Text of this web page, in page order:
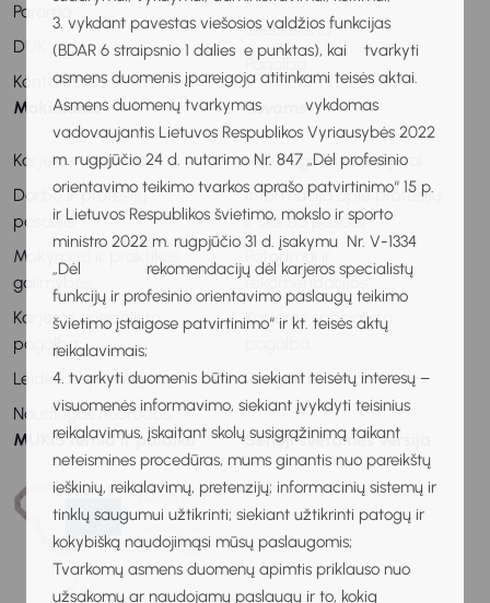
3. vykdant pavestas viešosios valdžios funkcijas
(BDAR 6 straipsnio 1 dalies e punktas), kai tvarkyti
asmens duomenis įpareigoja atitinkami teisės aktai.
Asmens duomenų tvarkymas vykdomas
vadovaujantis Lietuvos Respublikos Vyriausybės 2022
m. rugpjūčio 24 d. nutarimo Nr. 847 „Dėl profesinio
orientavimo teikimo tvarkos aprašo patvirtinimo“ 15 p.
ir Lietuvos Respublikos švietimo, mokslo ir sporto
ministro 2022 m. rugpjūčio 31 d. įsakymu Nr. V-1334
„Dėl rekomendacijų dėl karjeros specialistų
funkcijų ir profesinio orientavimo paslaugų teikimo
švietimo įstaigose patvirtinimo“ ir kt. teisės aktų
reikalavimais;
4. tvarkyti duomenis būtina siekiant teisėtų interesų –
visuomenės informavimo, siekiant įvykdyti teisinius
reikalavimus, įskaitant skolų susigrąžinimą taikant
neteismines procedūras, mums ginantis nuo pareikštų
ieškinių, reikalavimų, pretenzijų; informacinių sistemų ir
tinklų saugumui užtikrinti; siekiant užtikrinti patogų ir
kokybišką naudojimąsi mūsų paslaugomis;
Tvarkomų asmens duomenų apimtis priklauso nuo
užsakomų ar naudojamų paslaugų ir to, kokią
Parama
DUK
Kontaktai
Stebėsena
Pagalba
Mokiniams
Karjeros vadovas
Darbo ir profesijų
pasaulis
Mokymosi ir praktikos
galimybės
Karjeros specialisto
pagalba
Leidiniai apie karjerą
Naudingos nuorodos
Tėvams
Vaiko ugdymas karjerai
Informacija apie profesijų
ir darbo pasaulį
Patarimai ir
rekomendacijos
Karjeros specialisto
Renginiai
MUKIS remia ir palaiko Senoji svetainės versija